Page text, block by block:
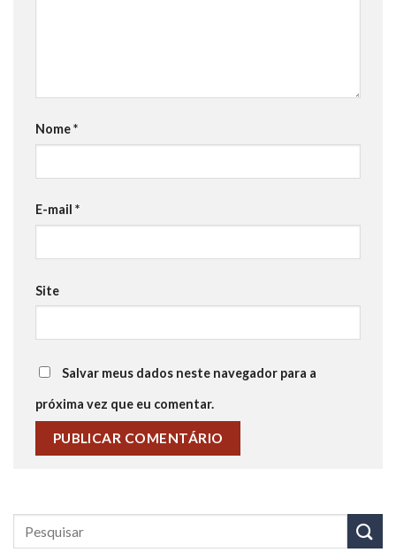
Nome*
E-mail *
Site
Salvar meus dados neste navegador para a
próxima vez que eu comentar.